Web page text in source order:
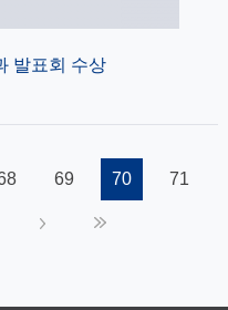
발표회 수상
69 70 71
› »